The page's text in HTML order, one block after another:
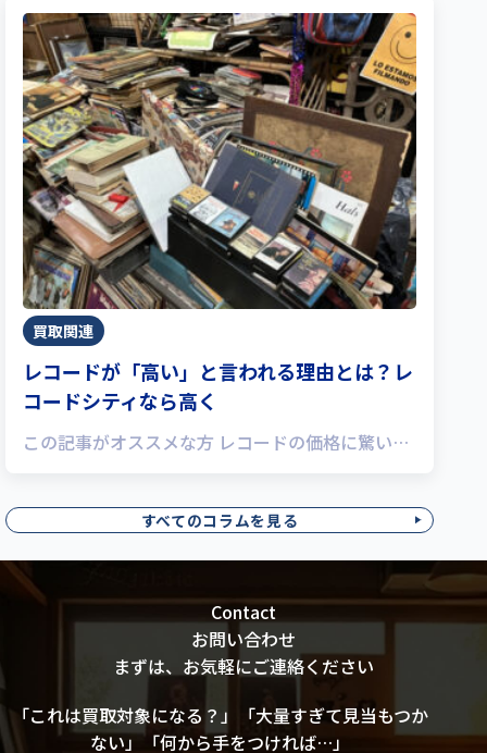
買取関連
レコードが「高い」と言われる理由とは？レ
コードシティなら高く
この記事がオススメな方 レコードの価格に驚い…
すべてのコラムを見る
Contact
お問い合わせ
まずは、お気軽にご連絡ください
「これは買取対象になる？」「大量すぎて見当もつか
ない」「何から手をつければ…」